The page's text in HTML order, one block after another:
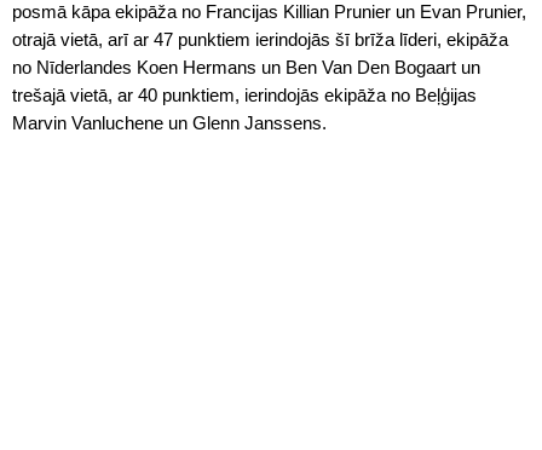
posmā kāpa ekipāža no Francijas Killian Prunier un Evan Prunier,
otrajā vietā, arī ar 47 punktiem ierindojās šī brīža līderi, ekipāža
no Nīderlandes Koen Hermans un Ben Van Den Bogaart un
trešajā vietā, ar 40 punktiem, ierindojās ekipāža no Beļģijas
Marvin Vanluchene un Glenn Janssens.